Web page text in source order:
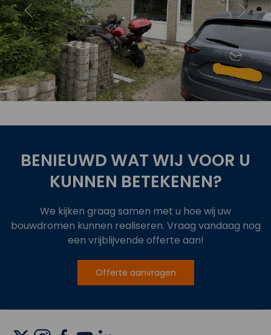
Bekijk
BENIEUWD WAT WIJ VOOR U
KUNNEN BETEKENEN?
We kijken graag samen met u hoe wij uw
bouwdromen kunnen realiseren. Vraag vandaag nog
een vrijblijvende offerte aan!
Offerte aanvragen